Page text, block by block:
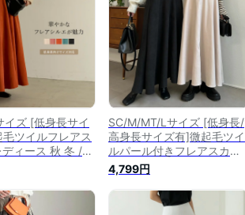
イズ [低身長サイ
毛ツイルフレアス
ディース 秋 冬 /
レアスカート ロ
ト ロング丈 ハイ
毛 ボリュームス
ラースカート
SC/M/MT/Lサイズ [低身長/
高身長サイズ有]微起毛ツイ
ルパール付きフレアスカー
ト レディース 秋 冬 / スカ
ートフレアスカート ボリュ
ームスカート ロングスカー
ト パール付き パールデザイ
4,799円